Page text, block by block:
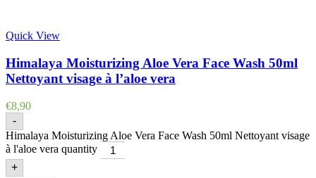
Quick View
Himalaya Moisturizing Aloe Vera Face Wash 50ml
Nettoyant visage à l’aloe vera
€8,90
-
Himalaya Moisturizing Aloe Vera Face Wash 50ml Nettoyant visage
à l'aloe vera quantity
+